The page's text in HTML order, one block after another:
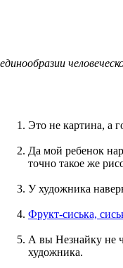
единообразии
Это не картина, а
Да мой ребенок
точно такое же
У художника
Фрукт-сиська,
А вы Незнайку не
художника.